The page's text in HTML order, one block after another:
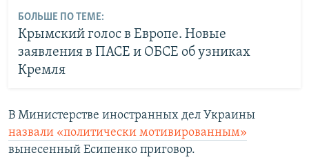
БОЛЬШЕ ПО ТЕМЕ:
Крымский голос в Европе. Новые
заявления в ПАСЕ и ОБСЕ об узниках
Кремля
В Министерстве иностранных дел Украины
назвали «политически мотивированным»
вынесенный Есипенко приговор.